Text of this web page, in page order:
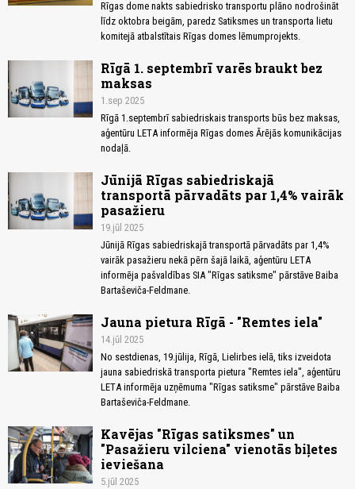
Rīgas dome nakts sabiedrisko transportu plāno nodrošināt
līdz oktobra beigām, paredz Satiksmes un transporta lietu
komitejā atbalstītais Rīgas domes lēmumprojekts.
Rīgā 1. septembrī varēs braukt bez
maksas
1.sep 2025
Rīgā 1.septembrī sabiedriskais transports būs bez maksas,
aģentūru LETA informēja Rīgas domes Ārējās komunikācijas
nodaļā.
Jūnijā Rīgas sabiedriskajā
transportā pārvadāts par 1,4% vairāk
pasažieru
19.jūl 2025
Jūnijā Rīgas sabiedriskajā transportā pārvadāts par 1,4%
vairāk pasažieru nekā pērn šajā laikā, aģentūru LETA
informēja pašvaldības SIA "Rīgas satiksme" pārstāve Baiba
Bartaševiča-Feldmane.
Jauna pietura Rīgā - "Remtes iela"
14.jūl 2025
No sestdienas, 19.jūlija, Rīgā, Lielirbes ielā, tiks izveidota
jauna sabiedriskā transporta pietura "Remtes iela", aģentūru
LETA informēja uzņēmuma "Rīgas satiksme" pārstāve Baiba
Bartaševiča-Feldmane.
Kavējas "Rīgas satiksmes" un
"Pasažieru vilciena" vienotās biļetes
ieviešana
5.jūl 2025